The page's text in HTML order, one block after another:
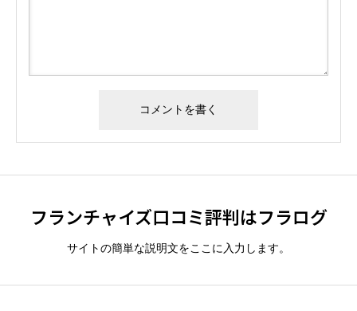
フランチャイズ口コミ評判はフラログ
サイトの簡単な説明文をここに入力します。